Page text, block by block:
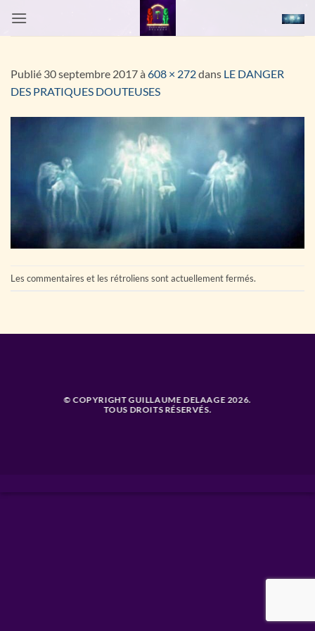
Publié 30 septembre 2017à 608 × 272dans LE DANGER
DES PRATIQUES DOUTEUSES
Les commentaires et les rétroliens sont actuellement fermés.
© COPYRIGHT GUILLAUME DELAAGE 2026.
TOUS DROITS RÉSERVÉS.